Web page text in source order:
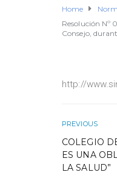
Home
Resolución Nº
Consejo,
http://
PREVIOUS
COLEGIO
ES UNA
LA SALUD”